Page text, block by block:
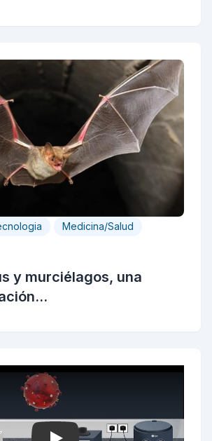
Medicina/Salud
y murciélagos, una